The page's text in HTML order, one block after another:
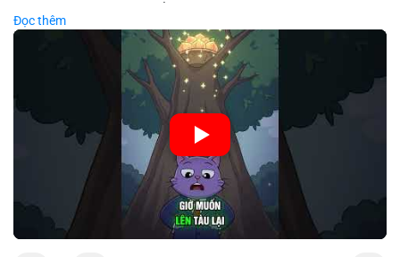
hóa điểm vào lệnh.
🎥 Xem video trực tiếp tại:
Nguồn: Cú Thông Thái
Đọc thêm